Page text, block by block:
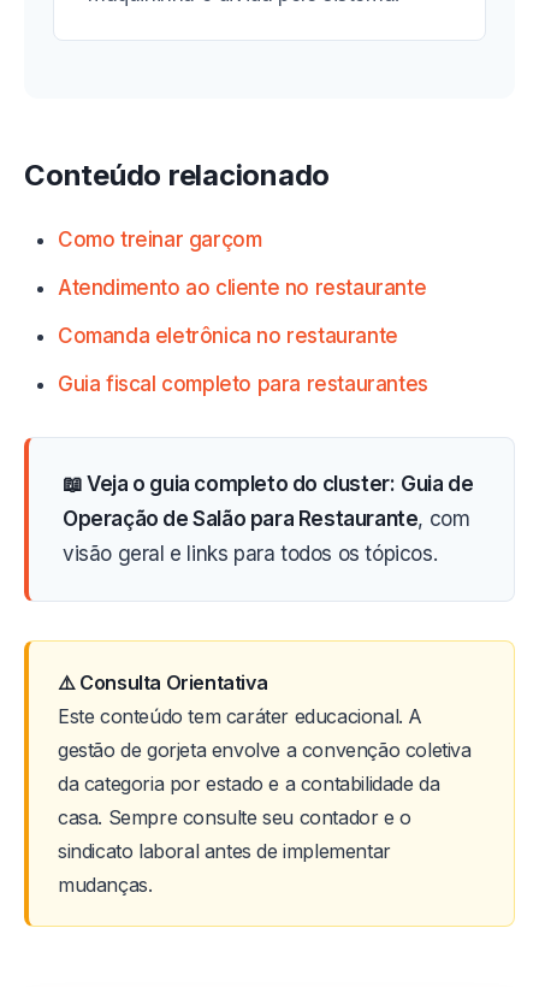
Conteúdo relacionado
Como treinar garçom
Atendimento ao cliente no restaurante
Comanda eletrônica no restaurante
Guia fiscal completo para restaurantes
📖 Veja o guia completo do cluster: Guia de
Operação de Salão para Restaurante, com
visão geral e links para todos os tópicos.
⚠️ Consulta Orientativa
Este conteúdo tem caráter educacional. A
gestão de gorjeta envolve a convenção coletiva
da categoria por estado e a contabilidade da
casa. Sempre consulte seu contador e o
sindicato laboral antes de implementar
mudanças.